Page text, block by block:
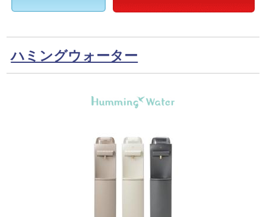
ハミングウォーター